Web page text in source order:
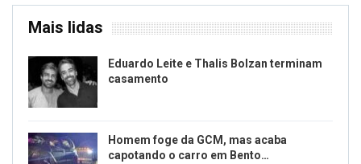
Mais lidas
Eduardo Leite e Thalis Bolzan terminam
casamento
Homem foge da GCM, mas acaba
capotando o carro em Bento…